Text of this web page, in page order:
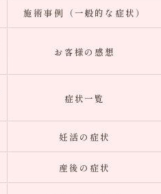
施術事例（一般的な症状）
お客様の感想
症状一覧
妊活の症状
産後の症状